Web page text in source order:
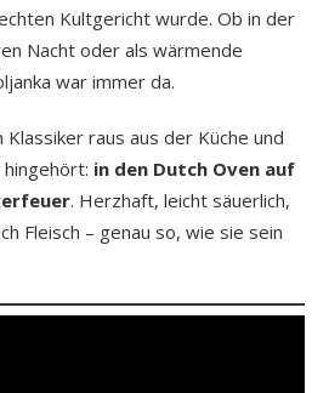
Kultgericht wurde. Ob in der
Nacht oder als wärmende
war immer da.
raus aus der Küche und
in den Dutch Oven auf
. Herzhaft, leicht säuerlich,
Fleisch – genau so, wie sie sein